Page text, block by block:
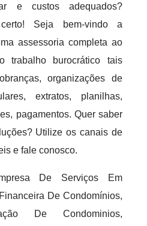
e custos adequados?
Seja bem-vindo a
assessoria completa ao
trabalho burocrático tais
organizações de
extratos, planilhas,
pagamentos. Quer saber
Utilize os canais de
e fale conosco.
De Serviços Em
De Condomínios,
De Condominios,